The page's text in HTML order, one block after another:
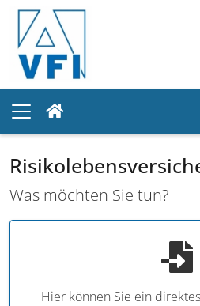
Was möchten Sie tun?
Hier können Sie ein